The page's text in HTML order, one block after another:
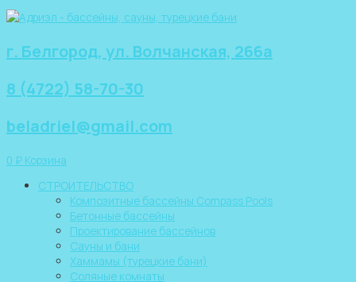
г. Белгород, ул. Волчанская, 266а
8 (4722) 58-70-30
beladriel@gmail.com
0 ₽ Корзина
СТРОИТЕЛЬСТВО
Композитные бассейны Compass Pools
Бетонные бассейны
Проектирование бассейнов
Сауны и бани
Хаммамы (турецкие бани)
Соляные комнаты